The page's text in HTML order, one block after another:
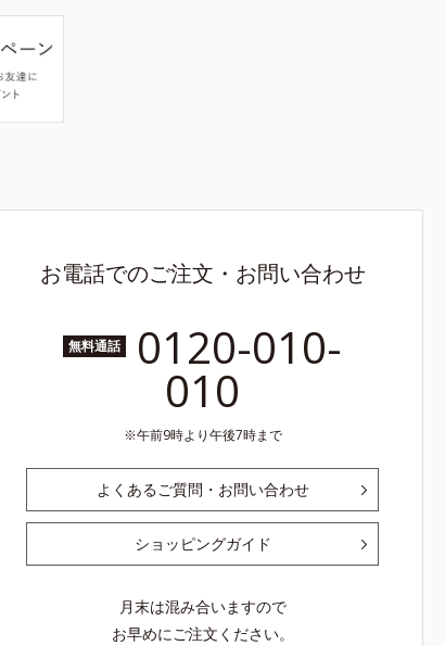
お電話でのご注文・お問い合わせ
無料通話 0120-010-
010
午前9時より午後7時まで
よくあるご質問・お問い合わせ
ショッピングガイド
月末は混み合いますので
お早めにご注文ください。